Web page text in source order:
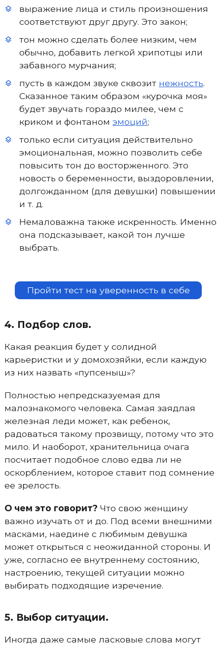
выражение лица и стиль произношения
соответствуют друг другу. Это закон;
тон можно сделать более низким, чем
обычно, добавить легкой хрипотцы или
забавного мурчания;
пусть в каждом звуке сквозит нежность.
Сказанное таким образом «курочка моя»
будет звучать гораздо милее, чем с
криком и фонтаном эмоций;
только если ситуация действительно
эмоциональная, можно позволить себе
повысить тон до восторженного. Это
новость о беременности, выздоровлении,
долгожданном (для девушки) повышении
и т. д.
Немаловажна также искренность. Именно
она подсказывает, какой тон лучше
выбрать.
Пройти тест на уверенность в себе
4. Подбор слов.
Какая реакция будет у солидной
карьеристки и у домохозяйки, если каждую
из них назвать «пупсеныш»?
Полностью непредсказуемая для
малознакомого человека. Самая заядлая
железная леди может, как ребенок,
радоваться такому прозвищу, потому что это
мило. И наоборот, хранительница очага
посчитает подобное слово едва ли не
оскорблением, которое ставит под сомнение
ее зрелость.
О чем это говорит? Что свою женщину
важно изучать от и до. Под всеми внешними
масками, наедине с любимым девушка
может открыться с неожиданной стороны. И
уже, согласно ее внутреннему состоянию,
настроению, текущей ситуации можно
выбирать подходящие изречение.
5. Выбор ситуации.
Иногда даже самые ласковые слова могут